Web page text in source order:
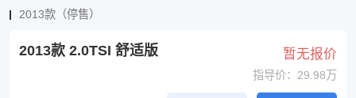
2013款（停售）
2013款 2.0TSI 舒适版 暂无报价
指导价：29.98万